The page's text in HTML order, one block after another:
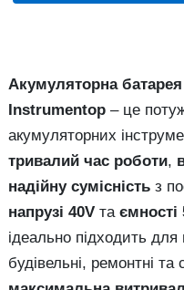
Акумуляторна
Instrumentop – це
акумуляторних
тривалий час роботи,
надійну сумісність з
напрузі 40V та ємності
ідеально підходить для
будівельні, ремонтні